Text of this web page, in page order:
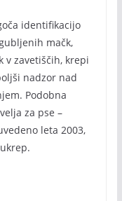
identifikacijo
mačk,
v zavetiščih, krepi
nadzor nad
Podobna
za pse –
leta 2003,